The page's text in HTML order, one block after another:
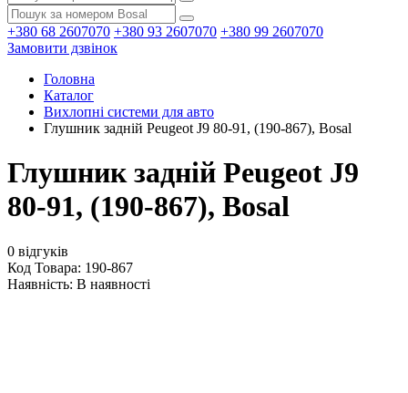
+380 68 2607070 +380 93 2607070 +380 99 2607070
Замовити дзвінок
Головна
Каталог
Вихлопні системи для авто
Глушник задній Peugeot J9 80-91, (190-867), Bosal
Глушник задній Peugeot J9
80-91, (190-867), Bosal
0 відгуків
Код Товара: 190-867
Наявність: В наявності